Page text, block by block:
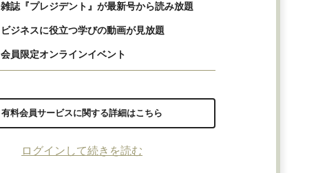
雑誌『プレジデント』が最新号から読み放題
ビジネスに役立つ学びの動画が見放題
会員限定オンラインイベント
有料会員サービスに関する詳細はこちら
ログインして続きを読む